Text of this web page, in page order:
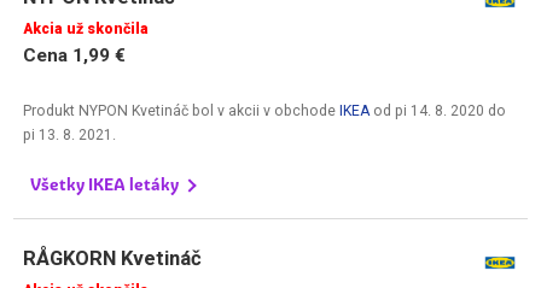
Akcia už skončila
Cena 1,99 €
Produkt NYPON Kvetináč bol v akcii v obchode IKEAod pi 14. 8. 2020 do
pi 13. 8. 2021 .
Všetky IKEA letáky
RÅGKORN Kvetináč